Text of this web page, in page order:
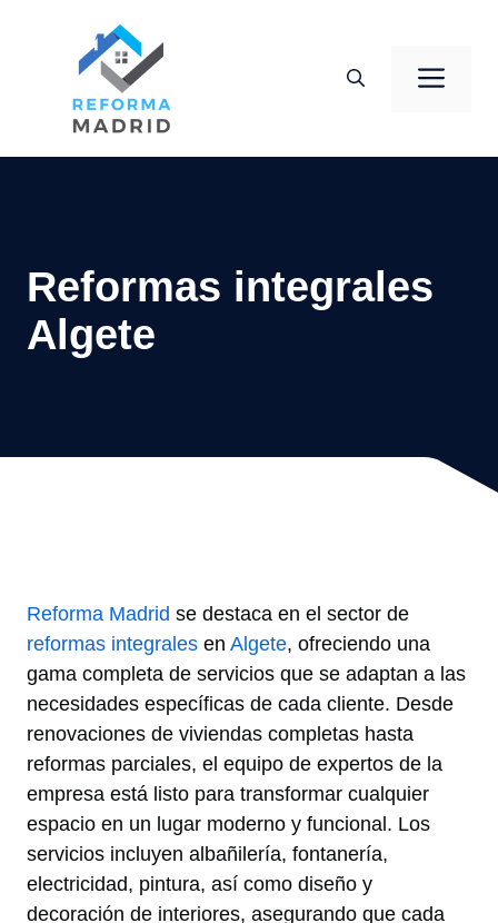
contenido
Reformas integrales
Algete
Reforma Madrid se destaca en el sector de
reformas integrales en Algete, ofreciendo una
gama completa de servicios que se adaptan a las
necesidades específicas de cada cliente. Desde
renovaciones de viviendas completas hasta
reformas parciales, el equipo de expertos de la
empresa está listo para transformar cualquier
espacio en un lugar moderno y funcional. Los
servicios incluyen albañilería, fontanería,
electricidad, pintura, así como diseño y
decoración de interiores, asegurando que cada